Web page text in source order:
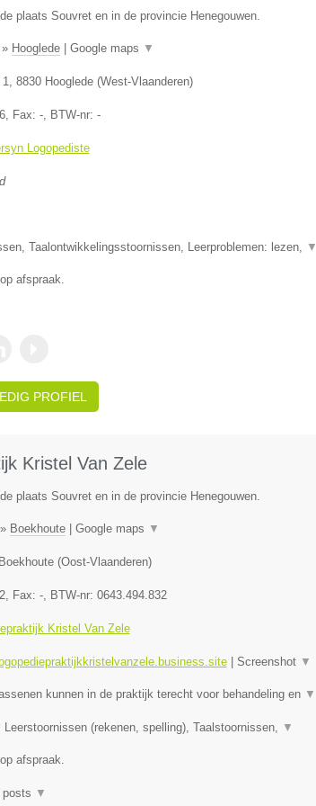
plaats Souvret en in de provincie Henegouwen.
Hooglede| Google maps ▼
1, 8830 Hooglede(West-Vlaanderen)
, Fax: -, BTW-nr: -
Logopediste
Taalontwikkelingsstoornissen, Leerproblemen: lezen, ▼
afspraak.
PROFIEL
Kristel Van Zele
plaats Souvret en in de provincie Henegouwen.
Boekhoute| Google maps ▼
Boekhoute(Oost-Vlaanderen)
, Fax: -, BTW-nr: 0643.494.832
Kristel Van Zele
| Screenshot ▼
kunnen in de praktijk terecht voor behandeling en ▼
(rekenen, spelling), Taalstoornissen, ▼
afspraak.
posts ▼